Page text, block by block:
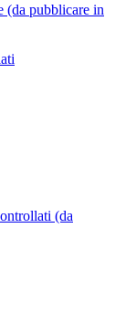
(da pubblicare in
(da